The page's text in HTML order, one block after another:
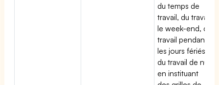
du temps de
travail, du travail
le week-end, du
travail pendant
les jours fériés,
du travail de nuit
en instituant